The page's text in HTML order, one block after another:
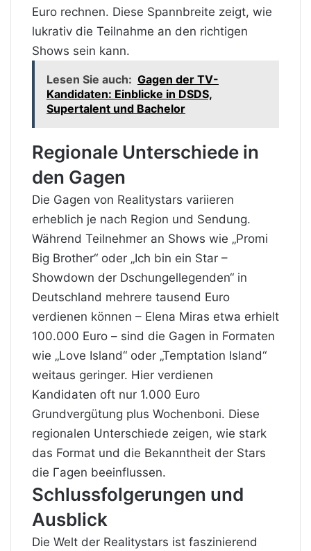
Euro rechnen. Diese Spannbreite zeigt, wie
lukrativ die Teilnahme an den richtigen
Shows sein kann.
Lesen Sie auch: Gagen der TV-
Kandidaten: Einblicke in DSDS,
Supertalent und Bachelor
Regionale Unterschiede in
den Gagen
Die Gagen von Realitystars variieren
erheblich je nach Region und Sendung.
Während Teilnehmer an Shows wie „Promi
Big Brother“ oder „Ich bin ein Star –
Showdown der Dschungellegenden“ in
Deutschland mehrere tausend Euro
verdienen können – Elena Miras etwa erhielt
100.000 Euro – sind die Gagen in Formaten
wie „Love Island“ oder „Temptation Island“
weitaus geringer. Hier verdienen
Kandidaten oft nur 1.000 Euro
Grundvergütung plus Wochenboni. Diese
regionalen Unterschiede zeigen, wie stark
das Format und die Bekanntheit der Stars
die Гagen beeinflussen.
Schlussfolgerungen und
Ausblick
Die Welt der Realitystars ist faszinierend